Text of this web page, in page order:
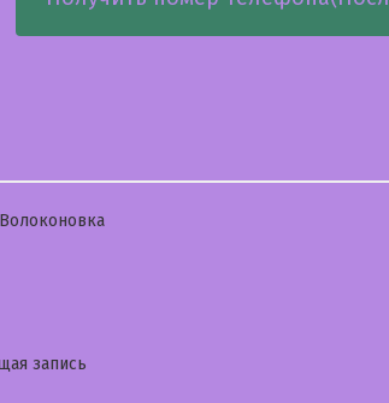
Опубликовано
Волоконовка
запись